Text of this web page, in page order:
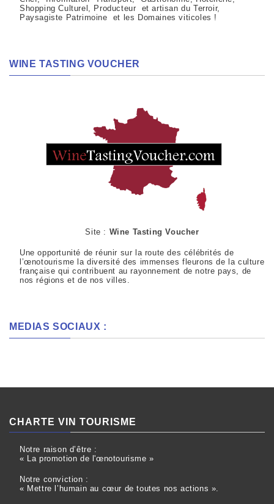
Shopping Culturel, Producteur et artisan du Terroir,
Paysagiste Patrimoine et les Domaines viticoles !
WINE TASTING VOUCHER
Site : Wine Tasting Voucher
Une opportunité de réunir sur la route des célébrités de
l’œnotourisme la diversité des immenses fleurons de la culture
française qui contribuent au rayonnement de notre pays, de
nos régions et de nos villes.
MEDIAS SOCIAUX :
CHARTE VIN TOURISME
Notre raison d’être :
« La promotion de l'œnotourisme »
Notre conviction :
« Mettre l’humain au cœur de toutes nos actions ».